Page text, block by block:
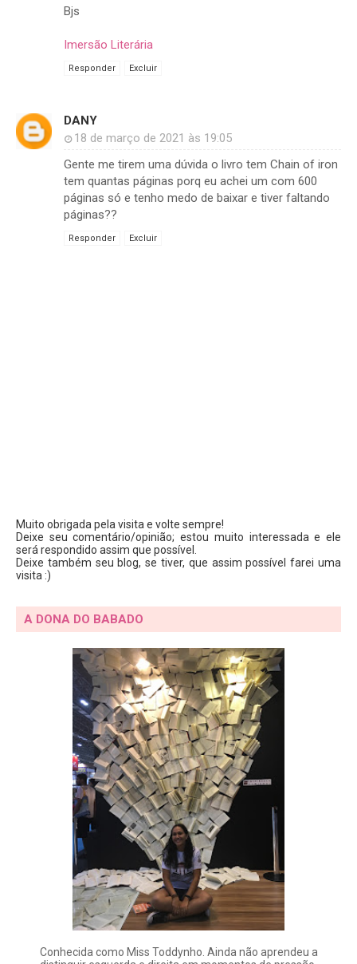
Bjs
Imersão Literária
Responder Excluir
DANY
18 de março de 2021 às 19:05
Gente me tirem uma dúvida o livro tem Chain of iron
tem quantas páginas porq eu achei um com 600
páginas só e tenho medo de baixar e tiver faltando
páginas??
Responder Excluir
Muito obrigada pela visita e volte sempre!
Deixe seu comentário/opinião; estou muito interessada e ele
será respondido assim que possível.
Deixe também seu blog, se tiver, que assim possível farei uma
visita :)
A DONA DO BABADO
Conhecida como Miss Toddynho. Ainda não aprendeu a